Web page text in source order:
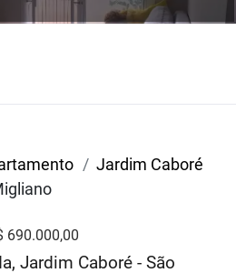
Jardim Caboré
690.000,00
Jardim Caboré - São